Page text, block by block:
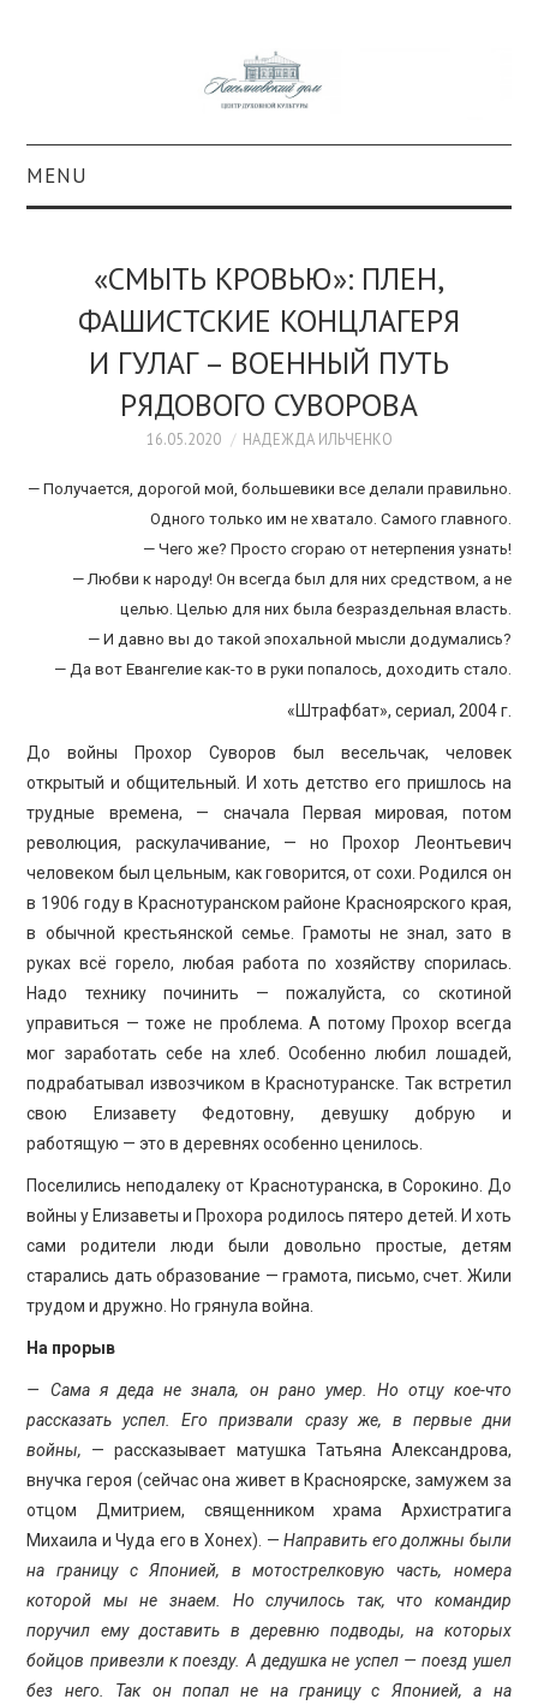
MENU
КОЛЛЕКЦИИ
#КАСДОМ
КУЛЬТУРА
ОБРАЗОВАНИЕ
ПРОСВЕЩЕНИЕ
«СМЫТЬ КРОВЬЮ»: ПЛЕН,
ФАШИСТСКИЕ КОНЦЛАГЕРЯ
И ГУЛАГ – ВОЕННЫЙ ПУТЬ
РЯДОВОГО СУВОРОВА
16.05.2020 НАДЕЖДА ИЛЬЧЕНКО
— Получается, дорогой мой, большевики все делали правильно.
Одного только им не хватало. Самого главного.
— Чего же? Просто сгораю от нетерпения узнать!
— Любви к народу! Он всегда был для них средством, а не
целью. Целью для них была безраздельная власть.
— И давно вы до такой эпохальной мысли додумались?
— Да вот Евангелие как-то в руки попалось, доходить стало.
«Штрафбат», сериал, 2004 г.
До войны Прохор Суворов был весельчак, человек
открытый и общительный. И хоть детство его пришлось на
трудные времена, — сначала Первая мировая, потом
революция, раскулачивание, — но Прохор Леонтьевич
человеком был цельным, как говорится, от сохи. Родился он
в 1906 году в Краснотуранском районе Красноярского края,
в обычной крестьянской семье. Грамоты не знал, зато в
руках всё горело, любая работа по хозяйству спорилась.
Надо технику починить — пожалуйста, со скотиной
управиться — тоже не проблема. А потому Прохор всегда
мог заработать себе на хлеб. Особенно любил лошадей,
подрабатывал извозчиком в Краснотуранске. Так встретил
свою Елизавету Федотовну, девушку добрую и
работящую — это в деревнях особенно ценилось.
Поселились неподалеку от Краснотуранска, в Сорокино. До
войны у Елизаветы и Прохора родилось пятеро детей. И хоть
сами родители люди были довольно простые, детям
старались дать образование — грамота, письмо, счет. Жили
трудом и дружно. Но грянула война.
На прорыв
— Сама я деда не знала, он рано умер. Но отцу кое-что
рассказать успел. Его призвали сразу же, в первые дни
войны, — рассказывает матушка Татьяна Александрова,
внучка героя (сейчас она живет в Красноярске, замужем за
отцом Дмитрием, священником храма Архистратига
Михаила и Чуда его в Хонех). —Направить его должны были
на границу с Японией, в мотострелковую часть, номера
которой мы не знаем. Но случилось так, что командир
поручил ему доставить в деревню подводы, на которых
бойцов привезли к поезду. А дедушка не успел — поезд ушел
без него. Так он попал не на границу с Японией, а на